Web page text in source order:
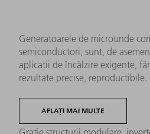
Generatoarele de microunde
semiconductori, sunt, de
aplicații de încălzire exigente,
rezultate precise, reproductibile.
AFLAȚI MAI MULTE